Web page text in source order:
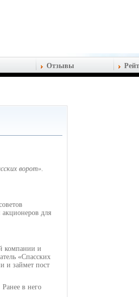
Отзывы
ворот».
для
компании и
«Спасских
и займет пост
в него